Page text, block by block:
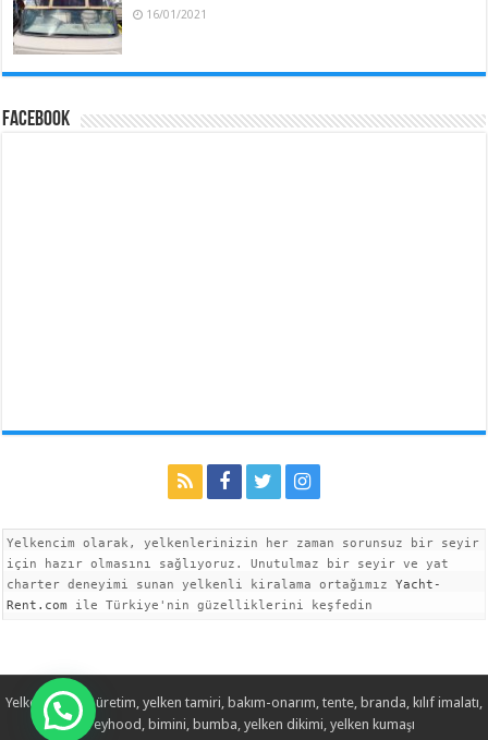
16/01/2021
Facebook
Yelkencim olarak, yelkenlerinizin her zaman sorunsuz bir seyir
için hazır olmasını sağlıyoruz. Unutulmaz bir seyir ve yat
charter deneyimi sunan yelkenli kiralama ortağımız Yacht-
Rent.com ile Türkiye'nin güzelliklerini keşfedin
Yelken imalatı, üretim, yelken tamiri, bakım-onarım, tente, branda, kılıf imalatı,
spreyhood, bimini, bumba, yelken dikimi, yelken kumaşı